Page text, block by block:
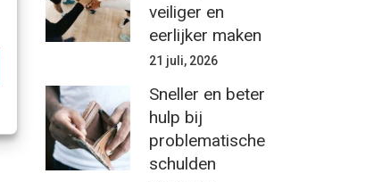
veiliger en
eerlijker maken
21 juli, 2026
Sneller en beter
hulp bij
problematische
schulden